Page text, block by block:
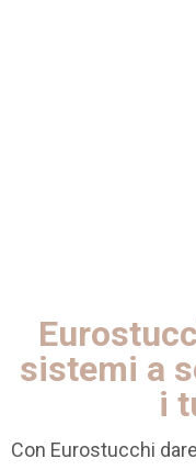
sistemi a
i
Con Eurostucchi